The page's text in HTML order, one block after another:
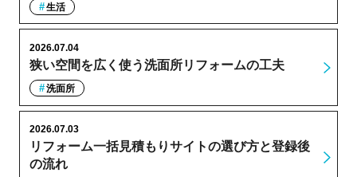
生活
狭い空間を広く使う洗面所リフォームの工夫
2026.07.04
洗面所
リフォーム一括見積もりサイトの選び方と登録後
の流れ
2026.07.03